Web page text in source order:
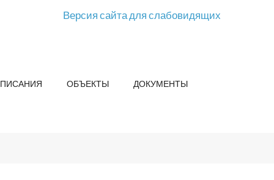
Версия сайта для слабовидящих
ОБЪЕКТЫ ДОКУМЕНТЫ